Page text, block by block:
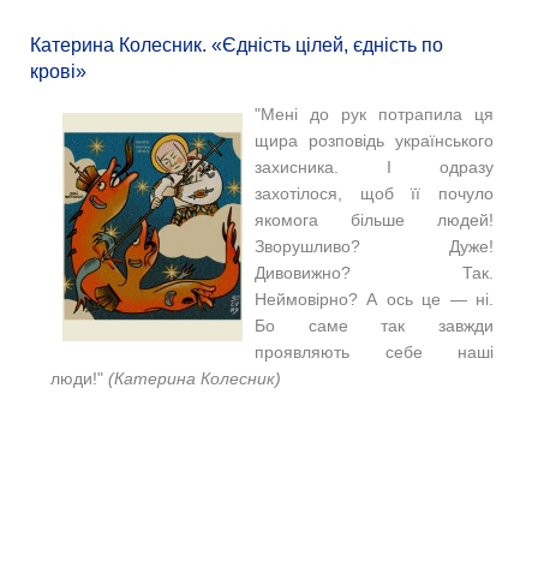
Катерина Колесник. «Єдність цілей, єдність по
крові»
"Мені до рук потрапила ця
щира розповідь українського
захисника. І одразу
захотілося, щоб її почуло
якомога більше людей!
Зворушливо? Дуже!
Дивовижно? Так.
Неймовірно? А ось це — ні.
Бо саме так завжди
проявляють себе наші
люди!" (Катерина Колесник)